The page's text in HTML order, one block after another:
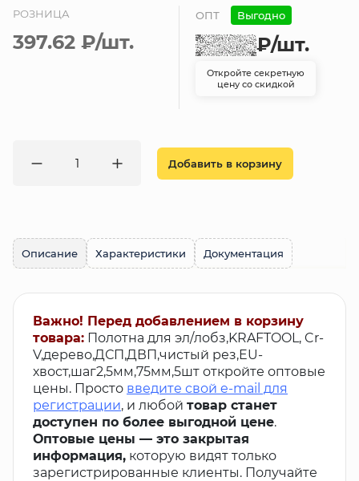
РОЗНИЦА
397.62 ₽/шт.
ОПТ Выгодно
₽/шт.
Откройте секретную
цену со скидкой
Добавить в корзину
Описание Характеристики Документация
Важно! Перед добавлением в корзину
товара: Полотна для эл/лобз,KRAFTOOL, Cr-
V,дерево,ДСП,ДВП,чистый рез,EU-
хвост,шаг2,5мм,75мм,5шт откройте оптовые
цены. Просто введите свой e-mail для
регистрации, и любой товар станет
доступен по более выгодной цене.
Оптовые цены — это закрытая
информация, которую видят только
зарегистрированные клиенты. Получайте